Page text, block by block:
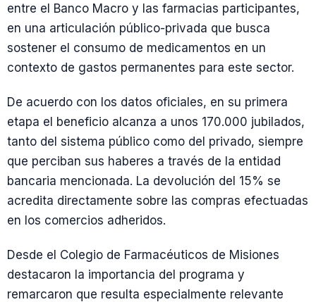
entre el Banco Macro y las farmacias participantes,
en una articulación público-privada que busca
sostener el consumo de medicamentos en un
contexto de gastos permanentes para este sector.
De acuerdo con los datos oficiales, en su primera
etapa el beneficio alcanza a unos 170.000 jubilados,
tanto del sistema público como del privado, siempre
que perciban sus haberes a través de la entidad
bancaria mencionada. La devolución del 15% se
acredita directamente sobre las compras efectuadas
en los comercios adheridos.
Desde el Colegio de Farmacéuticos de Misiones
destacaron la importancia del programa y
remarcaron que resulta especialmente relevante